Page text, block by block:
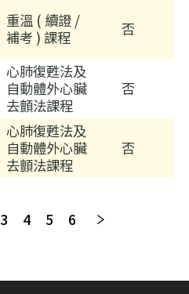
重溫 ( 續證 /
補考 ) 課程
否
心肺復甦法及
自動體外心臟
去顫法課程
否
心肺復甦法及
自動體外心臟
去顫法課程
否
3 4 5 6
居
課
圖